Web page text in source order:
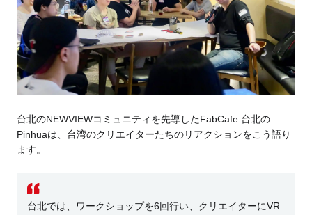
台北のNEWVIEWコミュニティを先導したFabCafe 台北の
Pinhuaは、台湾のクリエイターたちのリアクションをこう語り
ます。
台北では、ワークショップを6回行い、クリエイターにVR